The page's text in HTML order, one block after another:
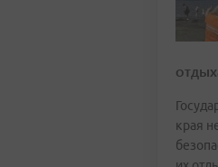
края